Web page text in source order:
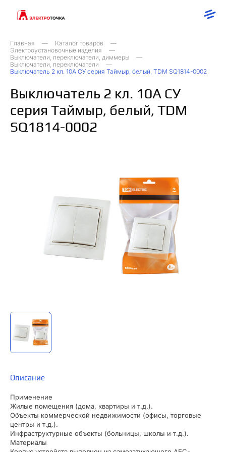
Главная
Каталог товаров
Электроустановочные изделия
Выключатели, переключатели, диммеры
Выключатели, переключатели
Выключатель 2 кл. 10А СУ серия Таймыр, белый, TDM SQ1814-0002
Выключатель 2 кл. 10А СУ
серия Таймыр, белый, TDM
SQ1814-0002
Описание
Применение
Жилые помещения (дома, квартиры и т.д.).
Объекты коммерческой недвижимости (офисы, торговые
центры и т.д.).
Инфраструктурные объекты (больницы, школы и т.д.).
Материалы